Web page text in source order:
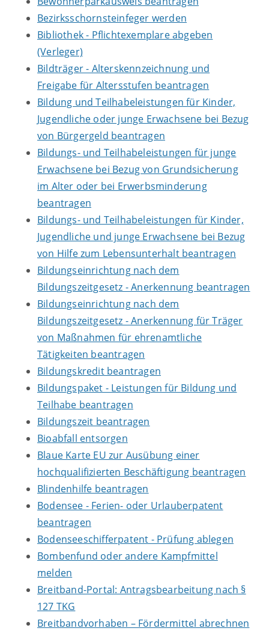
Bezirksschornsteinfeger werden
Bibliothek - Pflichtexemplare abgeben
(Verleger)
Bildträger - Alterskennzeichnung und
Freigabe für Altersstufen beantragen
Bildung und Teilhabeleistungen für Kinder,
Jugendliche oder junge Erwachsene bei Bezug
von Bürgergeld beantragen
Bildungs- und Teilhabeleistungen für junge
Erwachsene bei Bezug von Grundsicherung
im Alter oder bei Erwerbsminderung
beantragen
Bildungs- und Teilhabeleistungen für Kinder,
Jugendliche und junge Erwachsene bei Bezug
von Hilfe zum Lebensunterhalt beantragen
Bildungseinrichtung nach dem
Bildungszeitgesetz - Anerkennung beantragen
Bildungseinrichtung nach dem
Bildungszeitgesetz - Anerkennung für Träger
von Maßnahmen für ehrenamtliche
Tätigkeiten beantragen
Bildungskredit beantragen
Bildungspaket - Leistungen für Bildung und
Teilhabe beantragen
Bildungszeit beantragen
Bioabfall entsorgen
Blaue Karte EU zur Ausübung einer
hochqualifizierten Beschäftigung beantragen
Blindenhilfe beantragen
Bodensee - Ferien- oder Urlauberpatent
beantragen
Bodenseeschifferpatent - Prüfung ablegen
Bombenfund oder andere Kampfmittel
melden
Breitband-Portal: Antragsbearbeitung nach §
127 TKG
Breitbandvorhaben – Fördermittel abrechnen